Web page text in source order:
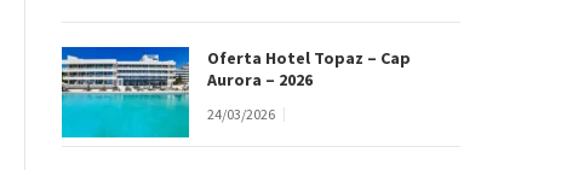
Oferta Hotel Topaz – Cap
Aurora – 2026
24/03/2026